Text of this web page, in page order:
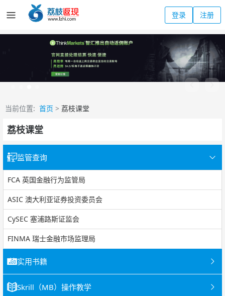
登录 注册
当前位置: 首页 > 荔枝课堂
荔枝课堂
监管查询
FCA 英国金融行为监管局
ASIC 澳大利亚证券投资委员会
CySEC 塞浦路斯证监会
FINMA 瑞士金融市场监理局
实用书籍
Skrill（MB）操作教学